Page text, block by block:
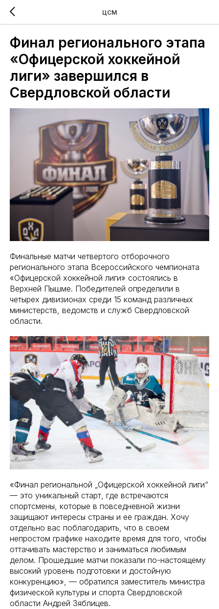
ЦСМ
Финал регионального этапа
«Офицерской хоккейной
лиги» завершился в
Свердловской области
Финальные матчи четвертого отборочного
регионального этапа Всероссийского чемпионата
«Офицерской хоккейной лиги» состоялись в
Верхней Пышме. Победителей определили в
четырех дивизионах среди 15 команд различных
министерств, ведомств и служб Свердловской
области.
«Финал региональной „Офицерской хоккейной лиги“
— это уникальный старт, где встречаются
спортсмены, которые в повседневной жизни
защищают интересы страны и ее граждан. Хочу
отдельно вас поблагодарить, что в своем
непростом графике находите время для того, чтобы
оттачивать мастерство и заниматься любимым
делом. Прошедшие матчи показали по-настоящему
высокий уровень подготовки и достойную
конкуренцию», — обратился заместитель министра
физической культуры и спорта Свердловской
области Андрей Зяблицев.